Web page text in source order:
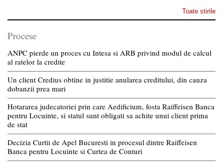
Toate stirile
Procese
ANPC pierde un proces cu Intesa si ARB privind modul de calcul
al ratelor la credite
Un client Credius obtine in justitie anularea creditului, din cauza
dobanzii prea mari
Hotararea judecatoriei prin care Aedificium, fosta Raiffeisen Banca
pentru Locuinte, si statul sunt obligati sa achite unui client prima
de stat
Decizia Curtii de Apel Bucuresti in procesul dintre Raiffeisen
Banca pentru Locuinte si Curtea de Conturi